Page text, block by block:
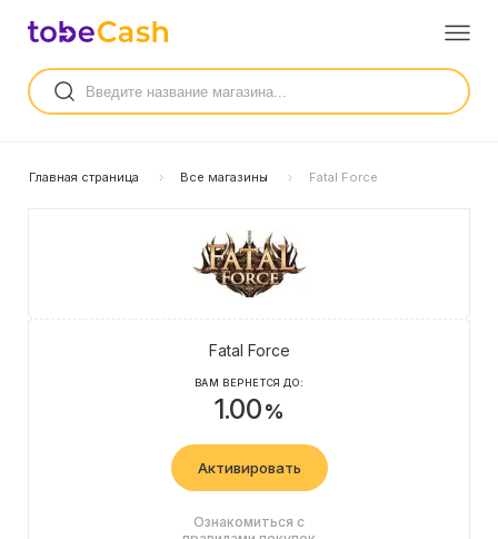
Главная страница Все магазины Fatal Force
Fatal Force
ВАМ ВЕРНЕТСЯ ДО:
1.00%
Активировать
Ознакомиться с